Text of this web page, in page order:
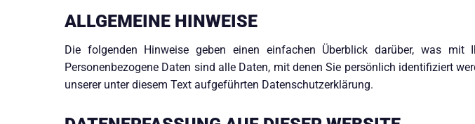
ALLGEMEINE HINWEISE
Die folgenden Hinweise geben einen einfachen Überblick darüber, was mit
Personenbezogene Daten sind alle Daten, mit denen Sie persönlich identifiziert
unserer unter diesem Text aufgeführten Datenschutzerklärung.